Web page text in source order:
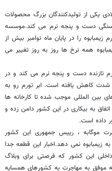
که در دهه 70 میلادی یکی از تولیدکنندگان بزرگ محصولات
دست و پنجه نرم می کند.موسسه
زیمبابوه را در پایان ماه نوامبر بیش از
همه نرخ ها روز به روز تغییر می
تازنده دست و پنجه نرم می کند و در
شدت کاهش یافته است. ابر تورم رو به
بین المللی موجب شده تا کارخانه ها
به بیکاری در این کشور دامن زده و
موگابه ، رییس جمهوری این کشور
زیمبابوه نمی دهد.اخبار این قطعه جدا
این کشور که فرصتی برای وبلاگ
موفق به مهاجرت به کشورهای همسایه